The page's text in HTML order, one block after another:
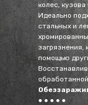
колес, кузова
Идеально
стальных и
загрязнения,
помощью
● ● ● ● ●